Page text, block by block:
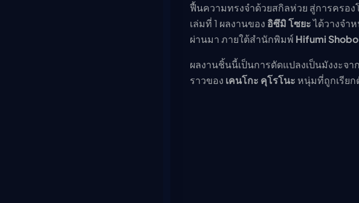
ฟื้นความทรงจำด้วยสกิลห่วย สู่การครอ
เล่มที่ 1 ผลงานของ อิซึมิ โซยะได้วางจำ
ผ่านมา ภายใต้สำนักพิมพ์ Hifumi Shobo
ผลงานชิ้นนี้เป็นการดัดแปลงเป็นมังงะจ
ราวของ เคนโกะ คุโรโนะ หนุ่มที่ถูกเรียก